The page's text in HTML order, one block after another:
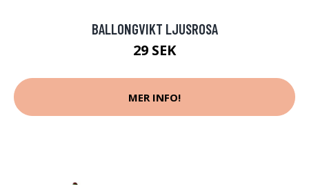
BALLONGVIKT LJUSROSA
29 SEK
MER INFO!